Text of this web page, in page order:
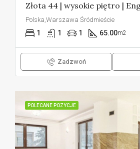
Złota 44 | wysokie piętro |
Polska,Warszawa Śródmieście
1 1 1 65.00m2
Zadzwoń
POLECANE POZYCJE